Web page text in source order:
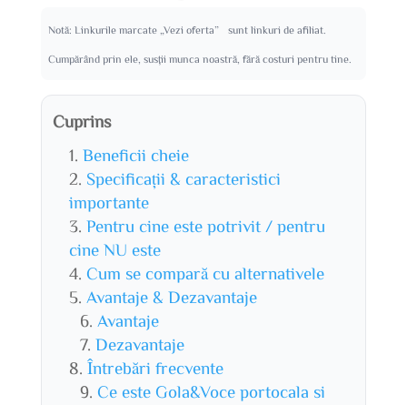
Notă: Linkurile marcate „Vezi oferta” sunt linkuri de afiliat.
Cumpărând prin ele, susții munca noastră, fără costuri pentru tine.
Cuprins
Beneficii cheie
Specificații & caracteristici
importante
Pentru cine este potrivit / pentru
cine NU este
Cum se compară cu alternativele
Avantaje & Dezavantaje
Avantaje
Dezavantaje
Întrebări frecvente
Ce este Gola&Voce portocala si